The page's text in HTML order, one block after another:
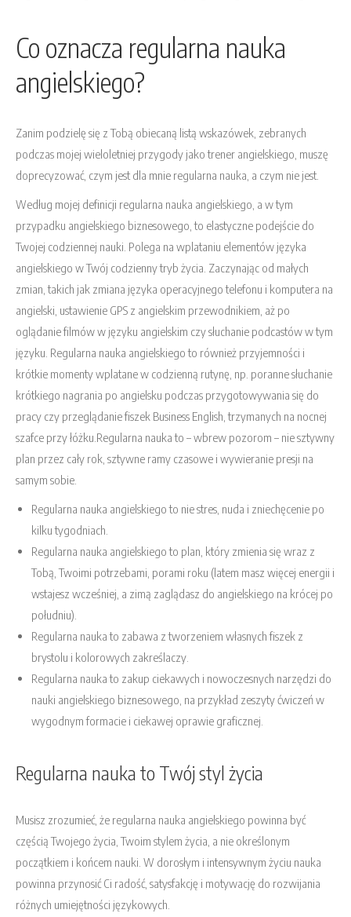
Co oznacza regularna nauka
angielskiego?
Zanim podzielę się z Tobą obiecaną listą wskazówek, zebranych
podczas mojej wieloletniej przygody jako trener angielskiego, muszę
doprecyzować, czym jest dla mnie regularna nauka, a czym nie jest.
Według mojej definicji regularna nauka angielskiego, a w tym
przypadku angielskiego biznesowego, to elastyczne podejście do
Twojej codziennej nauki. Polega na wplataniu elementów języka
angielskiego w Twój codzienny tryb życia. Zaczynając od małych
zmian, takich jak zmiana języka operacyjnego telefonu i komputera na
angielski, ustawienie GPS z angielskim przewodnikiem, aż po
oglądanie filmów w języku angielskim czy słuchanie podcastów w tym
języku. Regularna nauka angielskiego to również przyjemności i
krótkie momenty wplatane w codzienną rutynę, np. poranne słuchanie
krótkiego nagrania po angielsku podczas przygotowywania się do
pracy czy przeglądanie fiszek Business English, trzymanych na nocnej
szafce przy łóżku.Regularna nauka to – wbrew pozorom – nie sztywny
plan przez cały rok, sztywne ramy czasowe i wywieranie presji na
samym sobie.
Regularna nauka angielskiego to nie stres, nuda i zniechęcenie po
kilku tygodniach.
Regularna nauka angielskiego to plan, który zmienia się wraz z
Tobą, Twoimi potrzebami, porami roku (latem masz więcej energii i
wstajesz wcześniej, a zimą zaglądasz do angielskiego na krócej po
południu).
Regularna nauka to zabawa z tworzeniem własnych fiszek z
brystolu i kolorowych zakreślaczy.
Regularna nauka to zakup ciekawych i nowoczesnych narzędzi do
nauki angielskiego biznesowego, na przykład zeszyty ćwiczeń w
wygodnym formacie i ciekawej oprawie graficznej.
Regularna nauka to Twój styl życia
Musisz zrozumieć, że regularna nauka angielskiego powinna być
częścią Twojego życia, Twoim stylem życia, a nie określonym
początkiem i końcem nauki. W dorosłym i intensywnym życiu nauka
powinna przynosić Ci radość, satysfakcję i motywację do rozwijania
różnych umiejętności językowych.